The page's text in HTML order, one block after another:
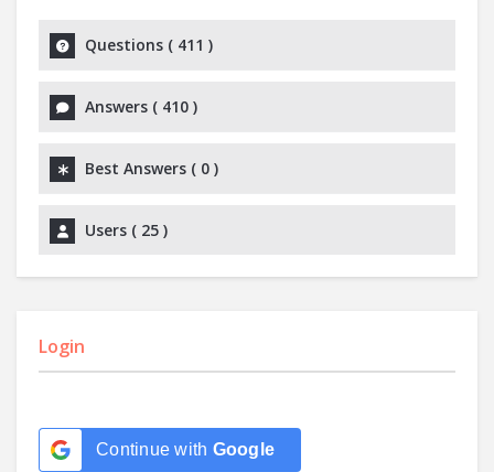
Questions ( 411 )
Answers ( 410 )
Best Answers ( 0 )
Users ( 25 )
Login
Continue with Google